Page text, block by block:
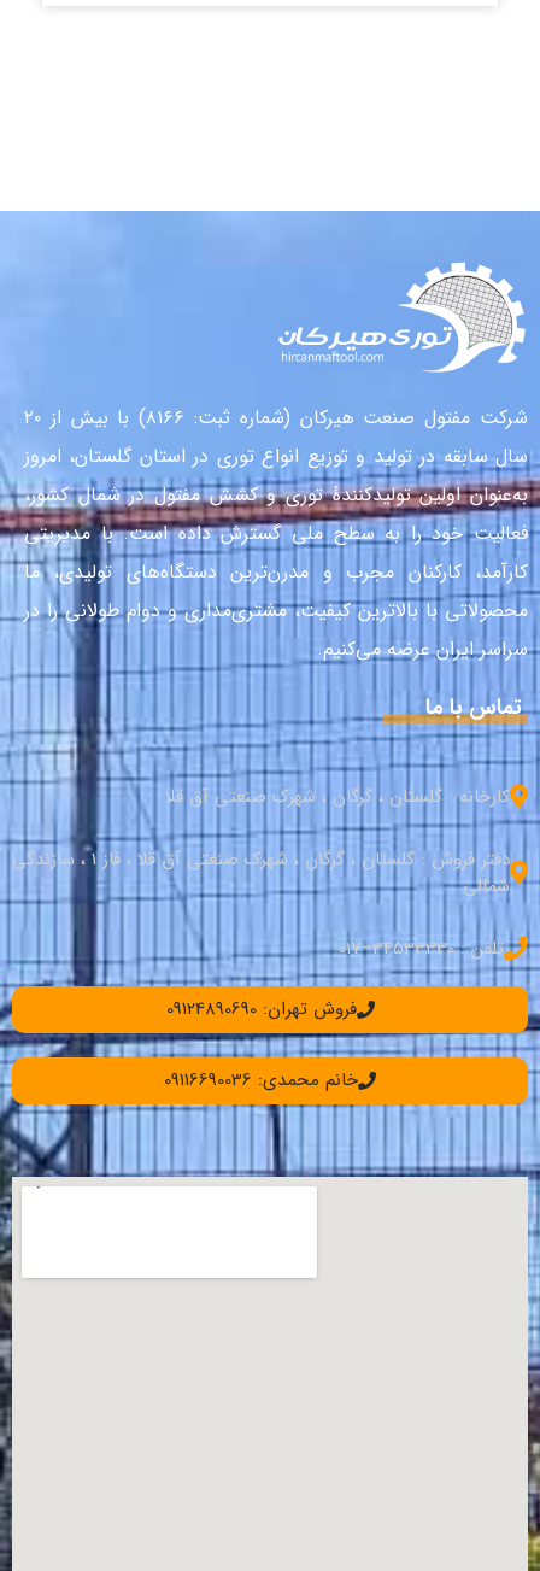
شرکت مفتول صنعت هیرکان (شماره ثبت: ۸۱۶۶) با بیش از ۲۰
سال سابقه در تولید و توزیع انواع توری در استان گلستان، امروز
به‌عنوان اولین تولیدکنندهٔ توری و کشش مفتول در شمال کشور،
فعالیت خود را به سطح ملی گسترش داده است. با مدیریتی
کارآمد، کارکنان مجرب و مدرن‌ترین دستگاه‌های تولیدی، ما
محصولاتی با بالاترین کیفیت، مشتری‌مداری و دوام طولانی را در
سراسر ایران عرضه می‌کنیم.
تماس با ما
کارخانه : گلستان ، گرگان ، شهرک صنعتی آق قلا
دفتر فروش : گلستان ، گرگان ، شهرک صنعتی آق قلا ، فاز 1 ، سازندگی
شمالی
تلفن : 34533330–017
فروش تهران: 09124890690
خانم محمدی: 09116690036